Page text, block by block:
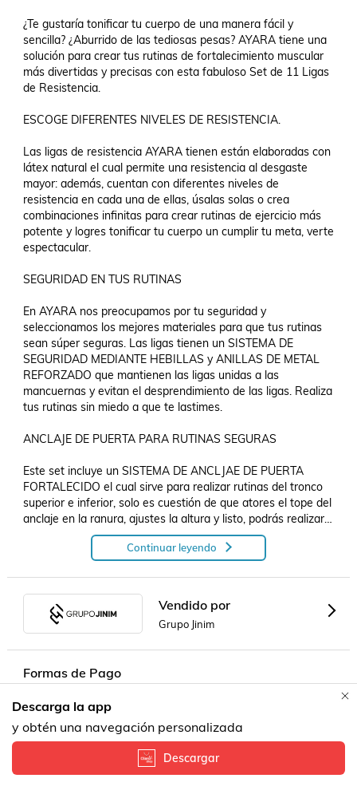
¿Te gustaría tonificar tu cuerpo de una manera fácil y
sencilla? ¿Aburrido de las tediosas pesas? AYARA tiene una
solución para crear tus rutinas de fortalecimiento muscular
más divertidas y precisas con esta fabuloso Set de 11 Ligas
de Resistencia.
ESCOGE DIFERENTES NIVELES DE RESISTENCIA.
Las ligas de resistencia AYARA tienen están elaboradas con
látex natural el cual permite una resistencia al desgaste
mayor: además, cuentan con diferentes niveles de
resistencia en cada una de ellas, úsalas solas o crea
combinaciones infinitas para crear rutinas de ejercicio más
potente y logres tonificar tu cuerpo un cumplir tu meta, verte
espectacular.
SEGURIDAD EN TUS RUTINAS
En AYARA nos preocupamos por tu seguridad y
seleccionamos los mejores materiales para que tus rutinas
sean súper seguras. Las ligas tienen un SISTEMA DE
SEGURIDAD MEDIANTE HEBILLAS y ANILLAS DE METAL
REFORZADO que mantienen las ligas unidas a las
mancuernas y evitan el desprendimiento de las ligas. Realiza
tus rutinas sin miedo a que te lastimes.
ANCLAJE DE PUERTA PARA RUTINAS SEGURAS
Este set incluye un SISTEMA DE ANCLJAE DE PUERTA
FORTALECIDO el cual sirve para realizar rutinas del tronco
superior e inferior, solo es cuestión de que atores el tope del
anclaje en la ranura, ajustes la altura y listo, podrás realizar
tus rutinas de forma super segura.
Este set incluye DOS TIRAS AJUSTABLES CON
ADHERENCIA SUPERIOR para sujetar los tobillos y realizar
rutinas del tren inferior con mejor eficacia gracias a que
están elaboradas con velcro de alta adherencia. Consigue
Continuar leyendo
Vendido por
Grupo Jinim
Formas de Pago
Descarga la app
y obtén una navegación personalizada
Descargar